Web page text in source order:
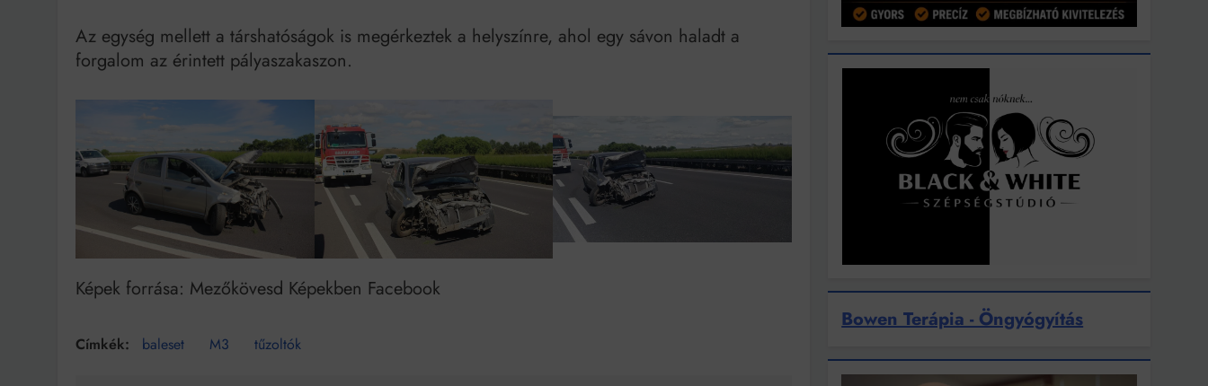
Az egység mellett a társhatóságok is megérkeztek a helyszínre, ahol egy sávon haladt a
forgalom az érintett pályaszakaszon.
Képek forrása: Mezőkövesd Képekben Facebook
baleset M3 tűzoltók
Bowen Terápia - Öngyógyítás